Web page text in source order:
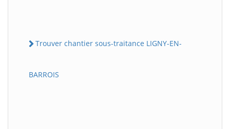
Trouver chantier sous-traitance LIGNY-EN-
BARROIS